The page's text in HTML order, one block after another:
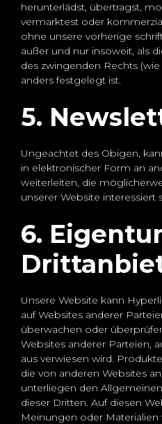
herunterlädst, übertragst,
vermarktest oder
ohne unsere vorherige
außer und nur insoweit, als
des zwingenden Rechts
anders festgelegt ist.
5.
Ungeachtet des Obigen,
in elektronischer Form an
weiterleiten, die
unserer Website interessiert
6.
Unsere Website kann
auf Websites anderer
überwachen oder
Websites anderer Parteien,
aus verwiesen wird.
die von anderen Websites
unterliegen den
dieser Dritten. Auf diesen
Meinungen oder